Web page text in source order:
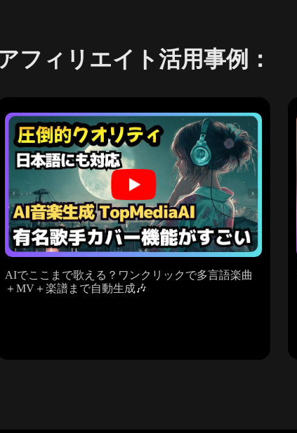
フィリエイト活用事例：
AIでここまで歌える？ワンクリックで多言語楽曲
＋MV＋楽譜まで自動生成🎶